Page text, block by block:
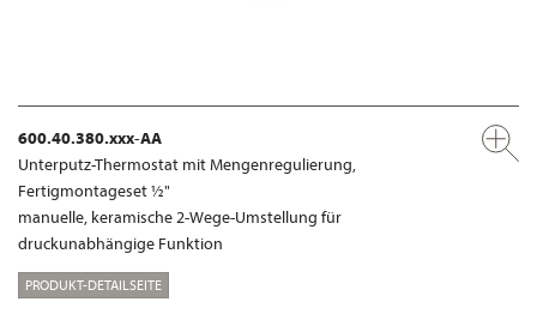
600.40.380.xxx-AA
Unterputz-Thermostat mit Mengenregulierung,
Fertigmontageset ½"
manuelle, keramische 2-Wege-Umstellung für
druckunabhängige Funktion
PRODUKT-DETAILSEITE